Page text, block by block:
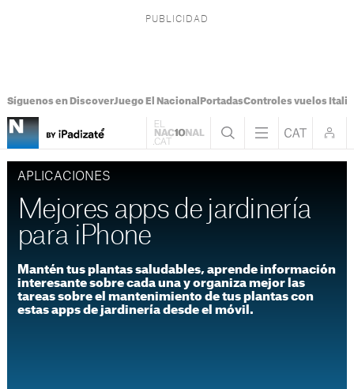
Síguenos en DiscoverJuego El Nacional PortadasControles vuelos Italia
APLICACIONES
Mejores apps de jardinería
para iPhone
Mantén tus plantas saludables, aprende información
interesante sobre cada una y organiza mejor las
tareas sobre el mantenimiento de tus plantas con
estas apps de jardinería desde el móvil.